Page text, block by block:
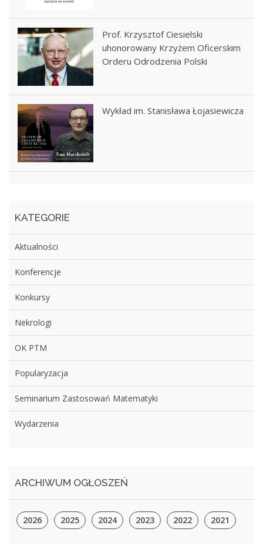
Prof. Krzysztof Ciesielski
uhonorowany Krzyżem Oficerskim
Orderu Odrodzenia Polski
Wykład im. Stanisława Łojasiewicza
KATEGORIE
Aktualności
Konferencje
Konkursy
Nekrologi
OK PTM
Popularyzacja
Seminarium Zastosowań Matematyki
Wydarzenia
ARCHIWUM OGŁOSZEŃ
2026 2025 2024 2023 2022 2021